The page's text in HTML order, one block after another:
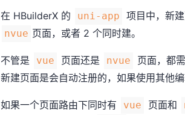
在 HBuilderX 的 uni-app 项目中，新
nvue 页面，或者 2 个同时建。
不管是 vue 页面还是 nvue 页面，都
新建页面是会自动注册的，如果使用其他
如果一个页面路由下同时有 vue 页面和